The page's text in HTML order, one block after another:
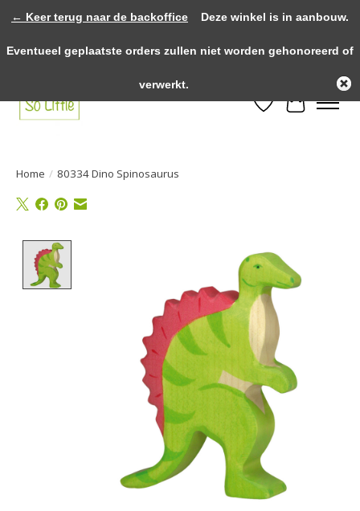
vanaf €75,- binnen NL! >>>> Fysieke winkel in Heythuysen!
Verlanglijst
Home / 80334 Dino Spinosaurus
Product image slideshow Items
← Keer terug naar de backoffice Deze winkel is in aanbouw.
Eventueel geplaatste orders zullen niet worden gehonoreerd of
verwerkt.